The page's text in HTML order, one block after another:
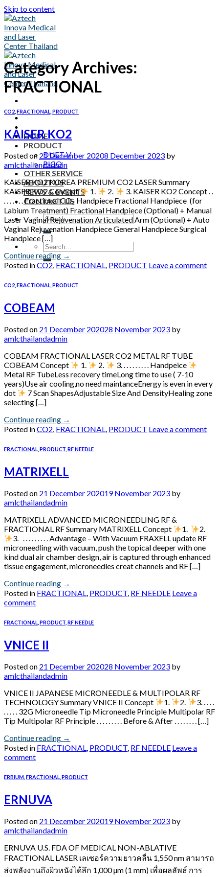
Skip to content
HOME
PRODUCT
DUET V
PICO
OTHER SERVICE
ABOUT US
NEWS & EVENTS
CONTACT US
Category Archives:
FRACTIONAL
CO2 FRACTIONAL PRODUCT
KAISER KO2
Posted on 21 December 20208 December 2023 by
amlcthailandadmin
KAISER KO2 KOREA PREMIUM CO2 LASER Summary
KAISER KO2 Concept
1. 2.
3. KAISER KO2 Concept . .
. . . . . . . Fractional CO₂ Handpiece Fractional Handpiece (for
Labium Treatment) Fractional Handpiece (Optional) + Manual
Laser Vaginal Rejuvenation Articulated Arm (Optional) + Auto
Vaginal Rejuvenation Handpiece General Handpiece Surgical
Handpiece […]
Continue reading →
Posted inCO2, FRACTIONAL, PRODUCT Leave a comment
CO2 FRACTIONAL PRODUCT
COBEAM
Posted on 21 December 202028 November 2023 by
amlcthailandadmin
COBEAM FRACTIONAL LASER CO2 METAL RF TUBE
COBEAM Concept
1. 2.
3. . . . . . . . . . Handpeice
Metal RF TubeLess recovery timeLong time to use ( 7-10
years)Use air cooling,no need maintanceEnergy is even in every
dot
7 Scan ShapesAdjustable Size And DensityHealing zone
selecting […]
Continue reading →
Posted inCO2, FRACTIONAL, PRODUCT Leave a comment
FRACTIONAL PRODUCT RF NEEDLE
MATRIXELL
Posted on 21 December 202019 November 2023 by
amlcthailandadmin
MATRIXELL ADVANCED MICRONEEDLING RF &
FRACTIONAL RF Summary MATRIXELL Concept
1.
2.
3. . . . . . . . . . Advantage – With Vacuum FRAXELL update RF
microneedling with vacuum, push the topical deeper with one
kind dual air chamber design, air is captured through enhanced
tissue engagement, microneedles creat channels and RF […]
Continue reading →
Posted in FRACTIONAL, PRODUCT, RF NEEDLE Leave a
comment
FRACTIONAL PRODUCT RF NEEDLE
VNICE II
Posted on 21 December 202028 November 2023 by
amlcthailandadmin
VNICE II JAPANESE MICRONEEDLE & MULTIPOLAR RF
TECHNOLOGY Summary VNICE II Concept
1. 2.
3. . . . .
. . . . . 32G Microneedle Tip Microneedle Principle Multipolar RF
Tip Multipolar RF Principle . . . . . . . . . Before & After . . . . . . . . […]
Continue reading →
Posted in FRACTIONAL, PRODUCT, RF NEEDLE Leave a
comment
ERBIUM FRACTIONAL PRODUCT
ERNUVA
Posted on 21 December 202019 November 2023 by
amlcthailandadmin
ERNUVA U.S. FDA OF MEDICAL NON-ABLATIVE
FRACTIONAL LASER เลเซอร์ความยาวคลื่น 1,550 nm สามารถ
ส่งพลังงานถึงผิวหนังได้ลึก 1,000 µm (1 mm) เพื่อผลลัพธ์ การ